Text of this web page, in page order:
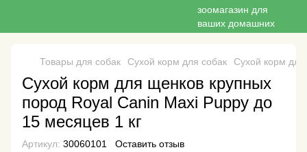
Товары для собак Сухой корм для собак Сухой корм
Сухой корм для щенков крупных
пород Royal Canin Maxi Puppy до
15 месяцев 1 кг
Артикул: 30060101 Оставить отзыв